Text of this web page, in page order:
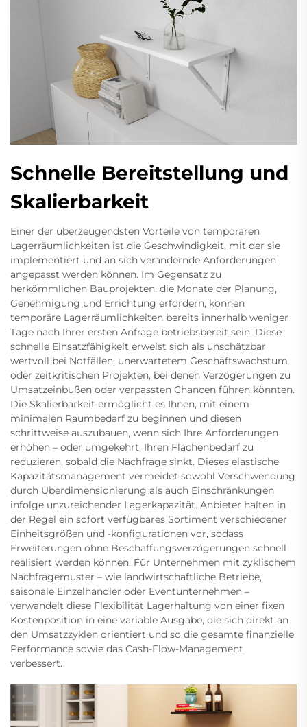
Schnelle Bereitstellung und
Skalierbarkeit
Einer der überzeugendsten Vorteile von temporären
Lagerräumlichkeiten ist die Geschwindigkeit, mit der sie
implementiert und an sich verändernde Anforderungen
angepasst werden können. Im Gegensatz zu
herkömmlichen Bauprojekten, die Monate der Planung,
Genehmigung und Errichtung erfordern, können
temporäre Lagerräumlichkeiten bereits innerhalb weniger
Tage nach Ihrer ersten Anfrage betriebsbereit sein. Diese
schnelle Einsatzfähigkeit erweist sich als unschätzbar
wertvoll bei Notfällen, unerwartetem Geschäftswachstum
oder zeitkritischen Projekten, bei denen Verzögerungen zu
Umsatzeinbußen oder verpassten Chancen führen könnten.
Die Skalierbarkeit ermöglicht es Ihnen, mit einem
minimalen Raumbedarf zu beginnen und diesen
schrittweise auszubauen, wenn sich Ihre Anforderungen
erhöhen – oder umgekehrt, Ihren Flächenbedarf zu
reduzieren, sobald die Nachfrage sinkt. Dieses elastische
Kapazitätsmanagement vermeidet sowohl Verschwendung
durch Überdimensionierung als auch Einschränkungen
infolge unzureichender Lagerkapazität. Anbieter halten in
der Regel ein sofort verfügbares Sortiment verschiedener
Einheitsgrößen und -konfigurationen vor, sodass
Erweiterungen ohne Beschaffungsverzögerungen schnell
realisiert werden können. Für Unternehmen mit zyklischem
Nachfragemuster – wie landwirtschaftliche Betriebe,
saisonale Einzelhändler oder Eventunternehmen –
verwandelt diese Flexibilität Lagerhaltung von einer fixen
Kostenposition in eine variable Ausgabe, die sich direkt an
den Umsatzzyklen orientiert und so die gesamte finanzielle
Performance sowie das Cash-Flow-Management
verbessert.